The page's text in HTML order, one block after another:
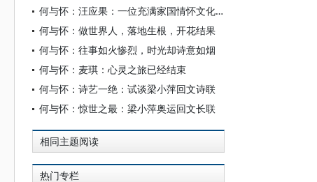
何与怀：汪应果：一位充满家国情怀文化忧思的退休教授
何与怀：做世界人，落地生根，开花结果
何与怀：往事如火惨烈，时光却诗意如烟
何与怀：麦琪：心灵之旅已经结束
何与怀：诗艺一绝：试谈梁小萍回文诗联
何与怀：惊世之最：梁小萍奥运回文长联
相同主题阅读
热门专栏